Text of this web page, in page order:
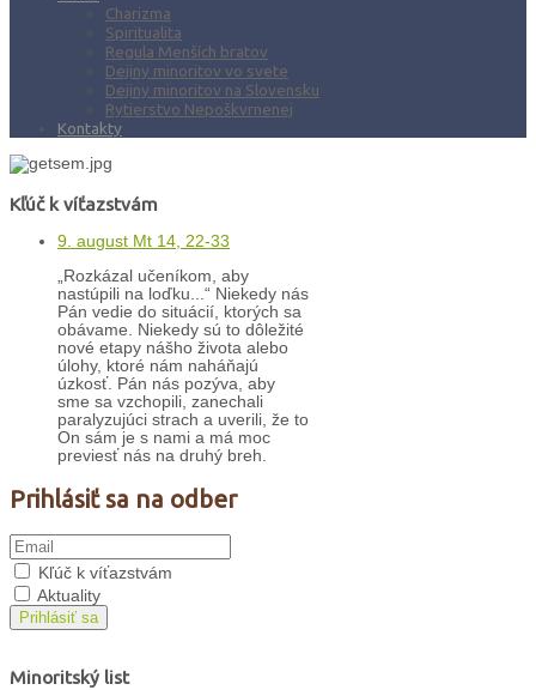
Charizma
Spiritualita
Regula Menších bratov
Dejiny minoritov vo svete
Dejiny minoritov na Slovensku
Rytierstvo Nepoškvrnenej
Kontakty
Kľúč k víťazstvám
9. august Mt 14, 22-33
„Rozkázal učeníkom, aby
nastúpili na loďku...“ Niekedy nás
Pán vedie do situácií, ktorých sa
obávame. Niekedy sú to dôležité
nové etapy nášho života alebo
úlohy, ktoré nám naháňajú
úzkosť. Pán nás pozýva, aby
sme sa vzchopili, zanechali
paralyzujúci strach a uverili, že to
On sám je s nami a má moc
previesť nás na druhý breh.
Prihlásiť sa na odber
Kľúč k víťazstvám
Aktuality
Prihlásiť sa
Minoritský list